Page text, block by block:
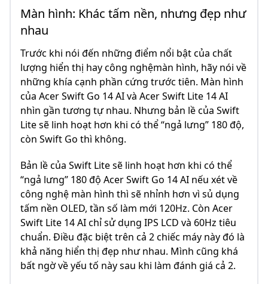
Màn hình: Khác tấm nền, nhưng đẹp như
nhau
Trước khi nói đến những điểm nổi bật của chất
lượng hiển thị hay công nghệmàn hình, hãy nói về
những khía cạnh phần cứng trước tiên. Màn hình
của Acer Swift Go 14 AI và Acer Swift Lite 14 AI
nhìn gần tương tự nhau. Nhưng bản lề của Swift
Lite sẽ linh hoạt hơn khi có thể “ngả lưng” 180 độ,
còn Swift Go thì không.
Bản lề của Swift Lite sẽ linh hoạt hơn khi có thể
“ngả lưng” 180 độ Acer Swift Go 14 AI nếu xét về
công nghệ màn hình thì sẽ nhỉnh hơn vì sủ dụng
tấm nền OLED, tần số làm mới 120Hz. Còn Acer
Swift Lite 14 AI chỉ sử dụng IPS LCD và 60Hz tiêu
chuẩn. Điều đặc biệt trên cả 2 chiếc máy này đó là
khả năng hiển thị đẹp như nhau. Mình cũng khá
bất ngờ về yếu tố này sau khi làm đánh giá cả 2.